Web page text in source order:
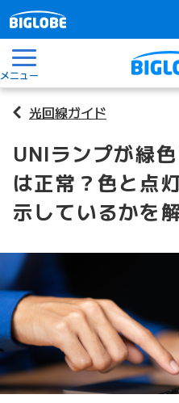
メニュー
光回線ガイド
UNIランプが緑
は正常？色と点
示しているかを